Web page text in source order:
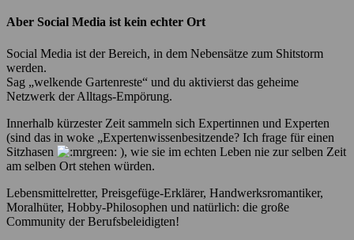
Aber Social Media ist kein echter Ort
Social Media ist der Bereich, in dem Nebensätze zum Shitstorm
werden.
Sag „welkende Gartenreste“ und du aktivierst das geheime
Netzwerk der Alltags-Empörung.
Innerhalb kürzester Zeit sammeln sich Expertinnen und Experten
(sind das in woke „Expertenwissenbesitzende? Ich frage für einen
Sitzhasen
), wie sie im echten Leben nie zur selben Zeit
am selben Ort stehen würden.
Lebensmittelretter, Preisgefüge-Erklärer, Handwerksromantiker,
Moralhüter, Hobby-Philosophen und natürlich: die große
Community der Berufsbeleidigten!